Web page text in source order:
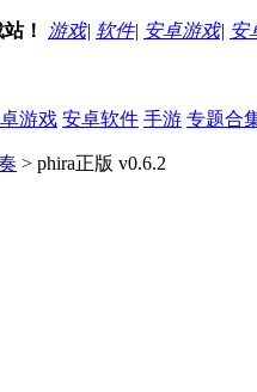
！ 游戏| 软件| 安卓游戏| 安
游戏 安卓软件 手游 专题合
> phira正版 v0.6.2